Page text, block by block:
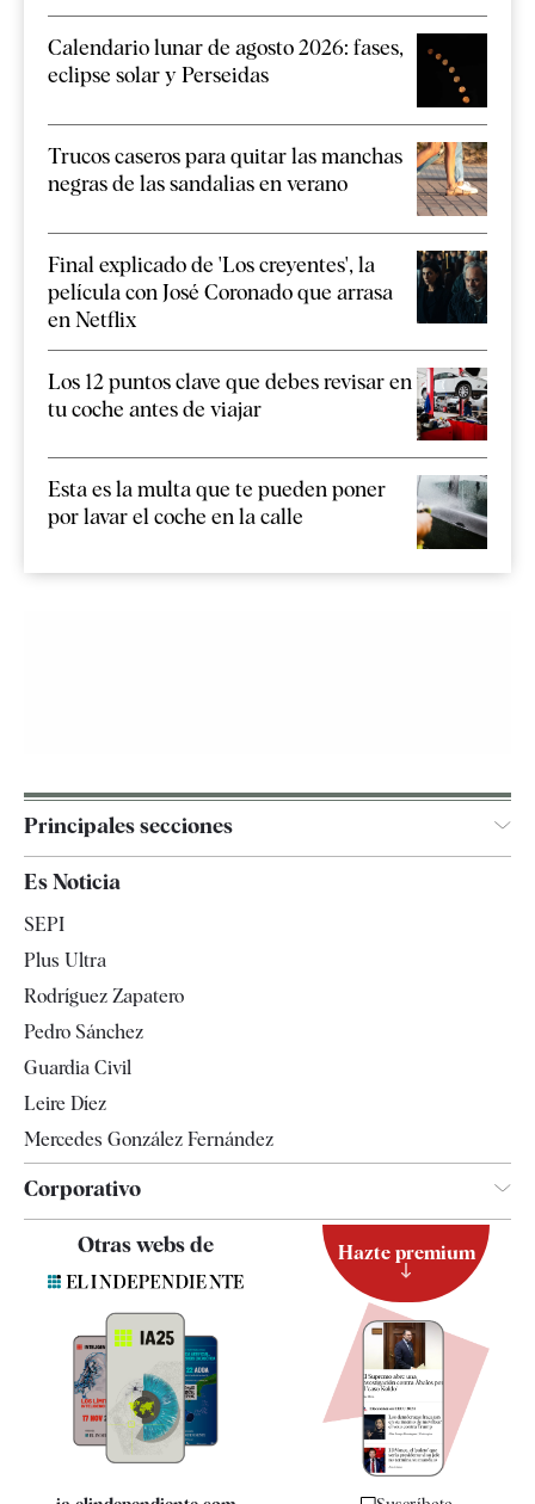
Calendario lunar de agosto 2026: fases,
eclipse solar y Perseidas
Trucos caseros para quitar las manchas
negras de las sandalias en verano
Final explicado de 'Los creyentes', la
película con José Coronado que arrasa
en Netflix
Los 12 puntos clave que debes revisar en
tu coche antes de viajar
Esta es la multa que te pueden poner
por lavar el coche en la calle
Principales secciones
Televisión
Es Noticia
SEPI
Plus Ultra
Rodríguez Zapatero
Pedro Sánchez
Guardia Civil
Leire Díez
Mercedes González Fernández
Corporativo
Quiénes somos
Especificaciones
Otras webs de Hazte premium